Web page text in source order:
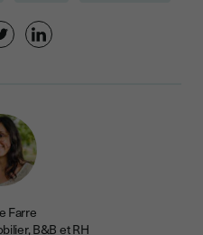
Farre
B&B et RH